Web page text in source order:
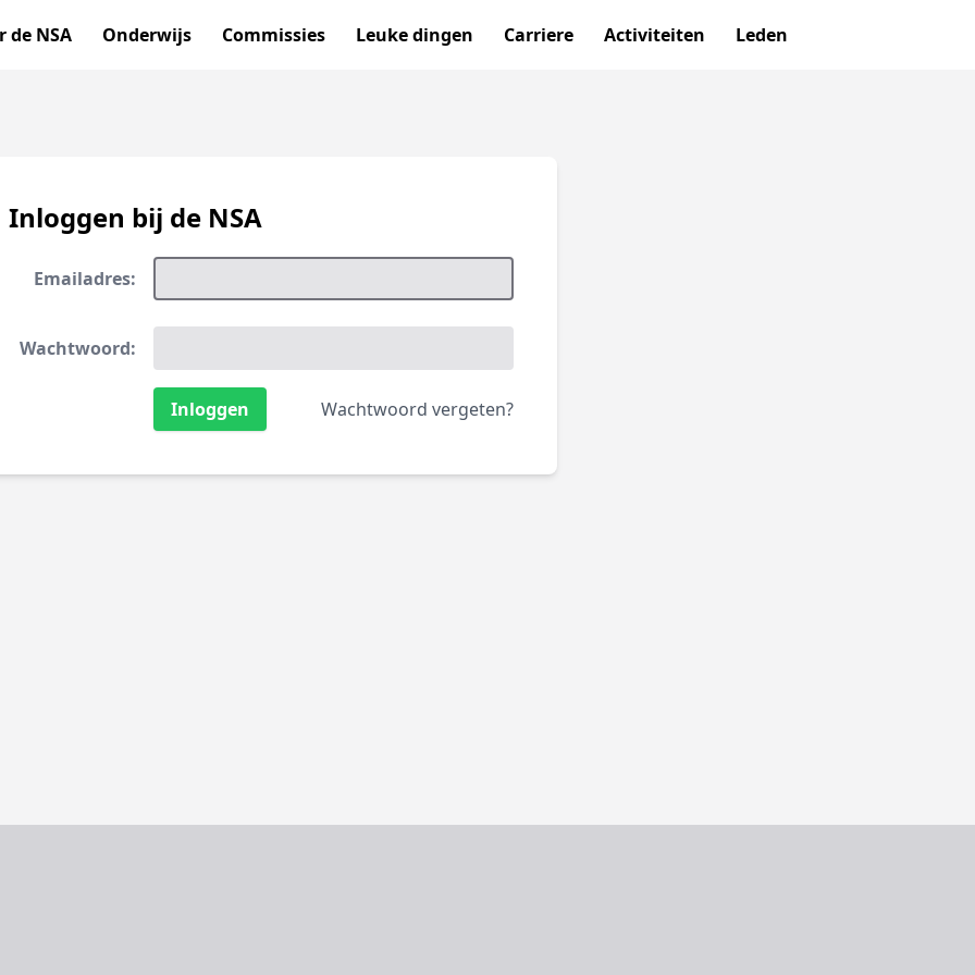
de NSA Onderwijs Commissies Leuke dingen Carriere Activiteiten Leden
Inloggen bij de NSA
Emailadres:
Wachtwoord:
Wachtwoord vergeten?